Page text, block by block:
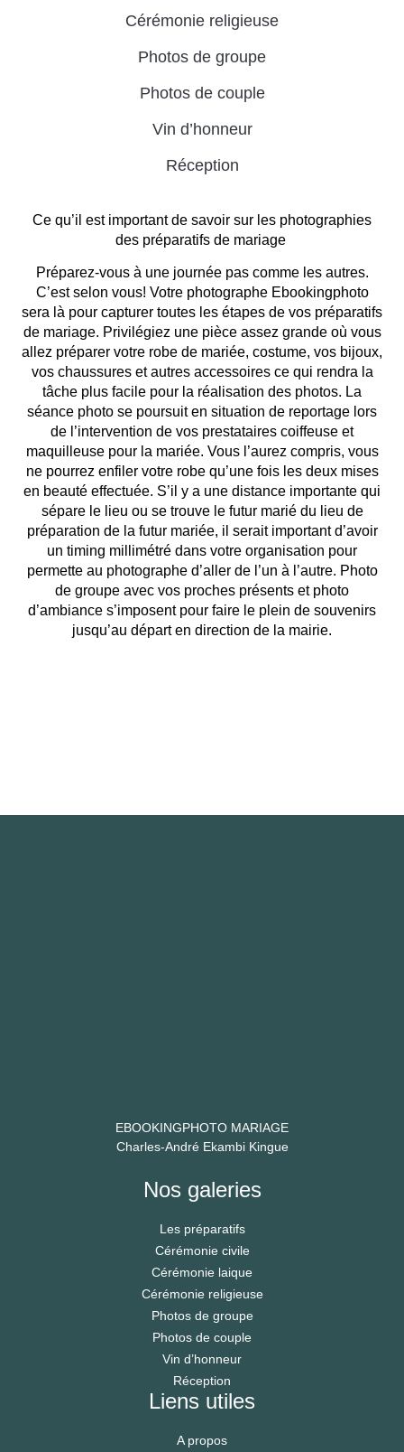
Cérémonie religieuse
Photos de groupe
Photos de couple
Vin d’honneur
Réception
Ce qu’il est important de savoir sur les photographies
des préparatifs de mariage
Préparez-vous à une journée pas comme les autres.
C’est selon vous! Votre photographe Ebookingphoto
sera là pour capturer toutes les étapes de vos préparatifs
de mariage. Privilégiez une pièce assez grande où vous
allez préparer votre robe de mariée, costume, vos bijoux,
vos chaussures et autres accessoires ce qui rendra la
tâche plus facile pour la réalisation des photos. La
séance photo se poursuit en situation de reportage lors
de l’intervention de vos prestataires coiffeuse et
maquilleuse pour la mariée. Vous l’aurez compris, vous
ne pourrez enfiler votre robe qu’une fois les deux mises
en beauté effectuée. S’il y a une distance importante qui
sépare le lieu ou se trouve le futur marié du lieu de
préparation de la futur mariée, il serait important d’avoir
un timing millimétré dans votre organisation pour
permette au photographe d’aller de l’un à l’autre. Photo
de groupe avec vos proches présents et photo
d’ambiance s’imposent pour faire le plein de souvenirs
jusqu’au départ en direction de la mairie.
EBOOKINGPHOTO MARIAGE
Charles-André Ekambi Kingue
Nos galeries
Les préparatifs
Cérémonie civile
Cérémonie laique
Cérémonie religieuse
Photos de groupe
Photos de couple
Vin d’honneur
Réception
Liens utiles
A propos